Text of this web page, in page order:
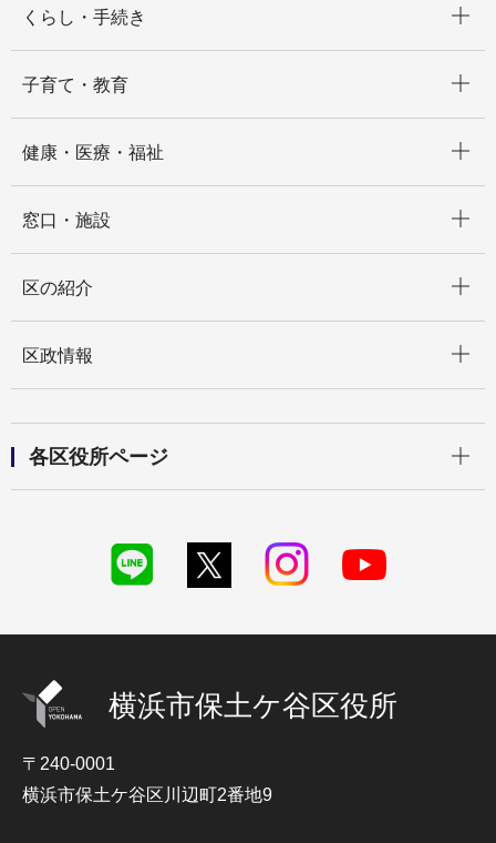
くらし・手続き
子育て・教育
健康・医療・福祉
窓口・施設
区の紹介
区政情報
各区役所ページ
横浜市保土ケ谷区役所
〒240-0001
横浜市保土ケ谷区川辺町2番地9